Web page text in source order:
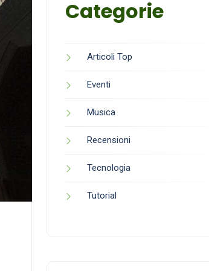
Categorie
Articoli Top
Eventi
Musica
Recensioni
Tecnologia
Tutorial